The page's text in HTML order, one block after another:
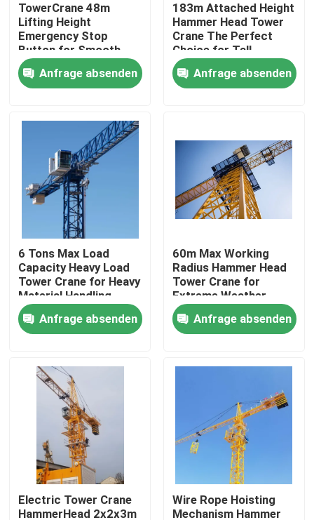
Produkte
Videos
Über uns
Fabrik Tour
Qualitätskontrolle
Kontakt
Referenzen
Flacher Spitzenturmkran
Hammer-Kopf-Turmkran
TowerCrane 48m
Lifting Height
Emergency Stop
Button for Smooth
and Safe Construction
Anfrage absenden
183m Attached Height
Hammer Head Tower
Crane The Perfect
Choice for Tall
Structures
Anfrage absenden
6 Tons Max Load
Capacity Heavy Load
Tower Crane for Heavy
Material Handling
Requirements
Anfrage absenden
60m Max Working
Radius Hammer Head
Tower Crane for
Extreme Weather
Conditions
Construction
Anfrage absenden
Electric Tower Crane
HammerHead 2x2x3m
Wire Rope Hoisting
Mechanism Hammer